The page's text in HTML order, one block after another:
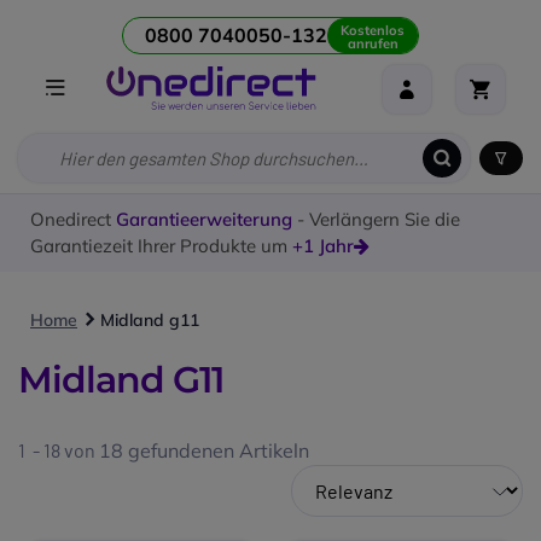
0800 7040050-132 Kostenlos
anrufen
Onedirect Garantieerweiterung - Verlängern Sie die
Garantiezeit Ihrer Produkte um +1 Jahr
Home Midland g11
Midland G11
1 - 18 von 18 gefundenen Artikeln